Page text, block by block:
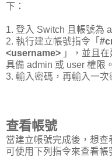
下：
1. 登入 Switch 且帳號為
2. 執行建立帳號指令「
<username> 」，並且
具備 admin 或 user 權限。
3. 輸入密碼，再輸入一次
查看帳號
當建立帳號完成後，想
可使用下列指令來查看帳